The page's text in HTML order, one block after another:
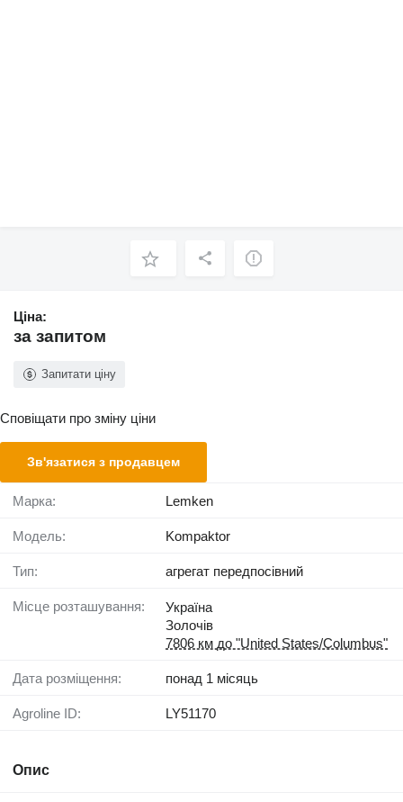
Ціна:
за запитом
Запитати ціну
Сповіщати про зміну ціни
Зв'язатися з продавцем
Марка: Lemken
Модель: Kompaktor
Тип: агрегат передпосівний
Місце розташування:
Україна
Золочів
7806 км до "United States/Columbus"
Дата розміщення: понад 1 місяць
Agroline ID: LY51170
Опис